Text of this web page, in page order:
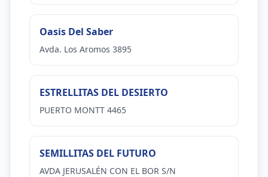
Oasis Del Saber
Avda. Los Aromos 3895
ESTRELLITAS DEL DESIERTO
PUERTO MONTT 4465
SEMILLITAS DEL FUTURO
AVDA JERUSALÉN CON EL BOR S/N